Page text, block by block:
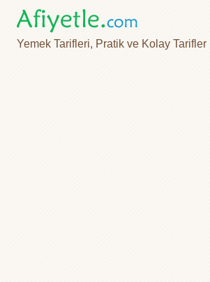
Yemek Tarifleri, Pratik ve Kolay Tarifler